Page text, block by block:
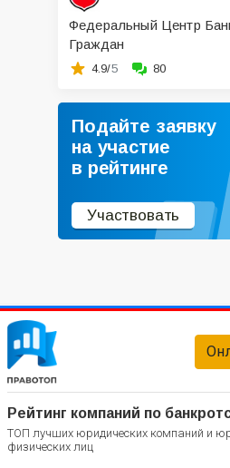
Федеральный Центр
Граждан
4.9/5 80
Подайте заявку
на участие
в рейтинге
Участвовать
Рейтинг компаний по
ТОП лучших юридических компаний и
физических лиц